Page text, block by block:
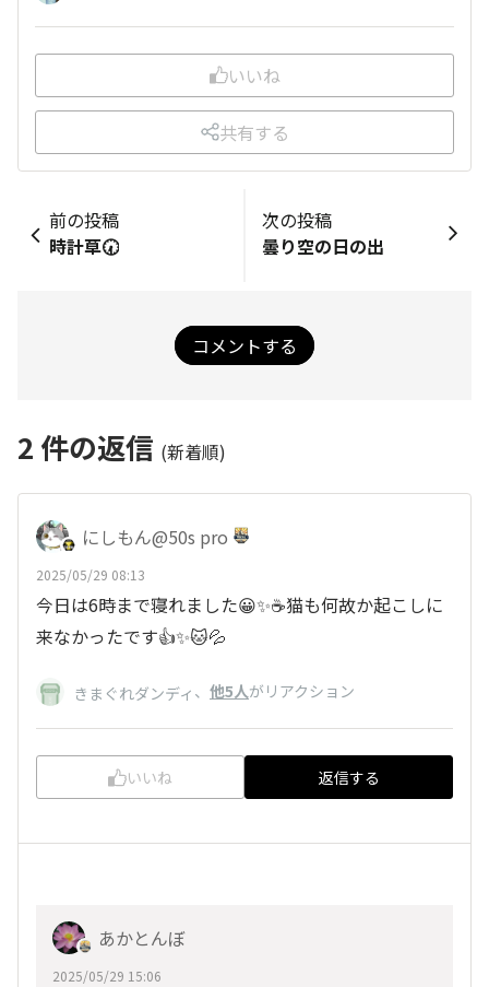
いいね
共有する
前の投稿
時計草🕢
次の投稿
曇り空の日の出
コメントする
2 件の返信 (新着順)
にしもん@50s pro
2025/05/29 08:13
今日は6時まで寝れました😀✨☕猫も何故か起こしに
来なかったです👍✨🐱💦
きまぐれダンディ 、 他5人がリアクション
いいね 返信する
あかとんぼ
2025/05/29 15:06